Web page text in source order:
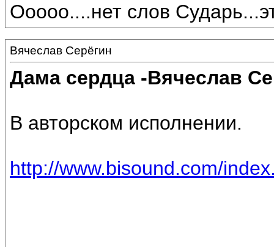
Ооооо....нет слов
Вячеслав Серёгин
Дама сердца -Вячеслав
В авторском исполнении.
http://www.bisound.com/